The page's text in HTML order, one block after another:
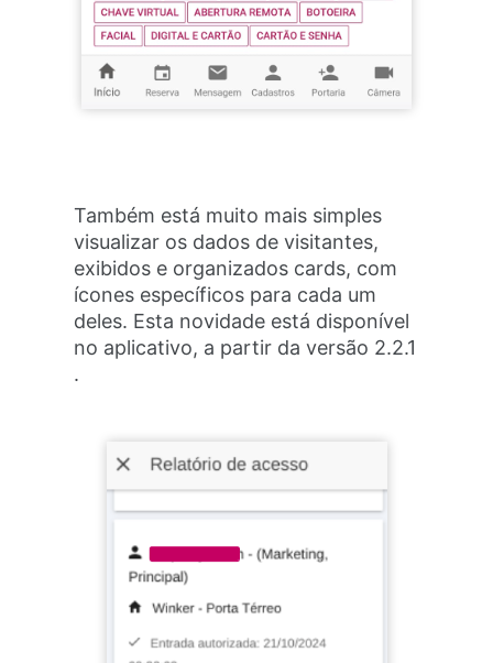
Também está muito mais simples
visualizar os dados de visitantes,
exibidos e organizados cards, com
ícones específicos para cada um
deles. Esta novidade está disponível
no aplicativo, a partir da versão 2.2.1
.